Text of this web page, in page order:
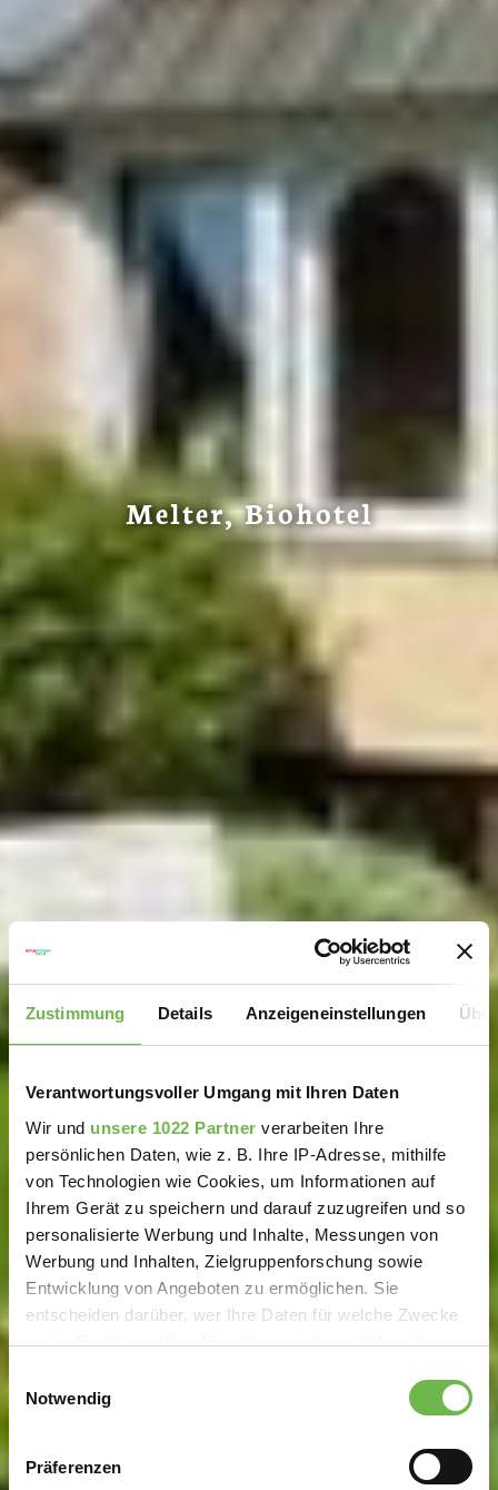
Zustimmung Details Anzeigeneinstellungen
Verantwortungsvoller Umgang mit Ihren Daten
Wir und unsere 1022 Partner verarbeiten Ihre
persönlichen Daten, wie z. B. Ihre IP-Adresse, mithilfe
von Technologien wie Cookies, um Informationen auf
Ihrem Gerät zu speichern und darauf zuzugreifen und so
personalisierte Werbung und Inhalte, Messungen von
Werbung und Inhalten, Zielgruppenforschung sowie
Entwicklung von Angeboten zu ermöglichen. Sie
entscheiden darüber, wer Ihre Daten für welche Zwecke
nutzt. Sie können Ihre Einwilligung jederzeit über die
Trigger Symbol ändern oder widerrufen
Informationen über Ihre geografische Lage
Notwendig
Präferenzen
Melter, Biohotel